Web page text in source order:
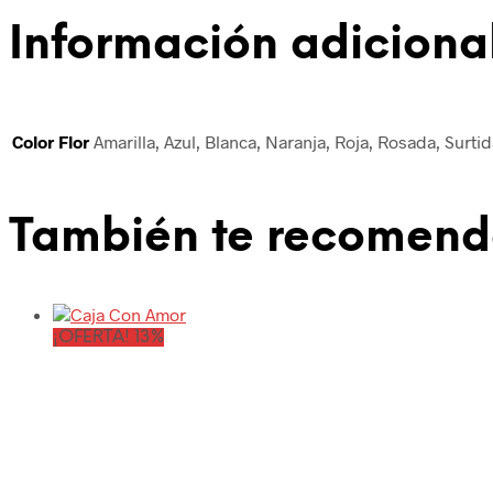
Información adicional
Color Flor Amarilla, Azul, Blanca, Naranja, Roja, Rosada,
También te
¡OFERTA! 13%